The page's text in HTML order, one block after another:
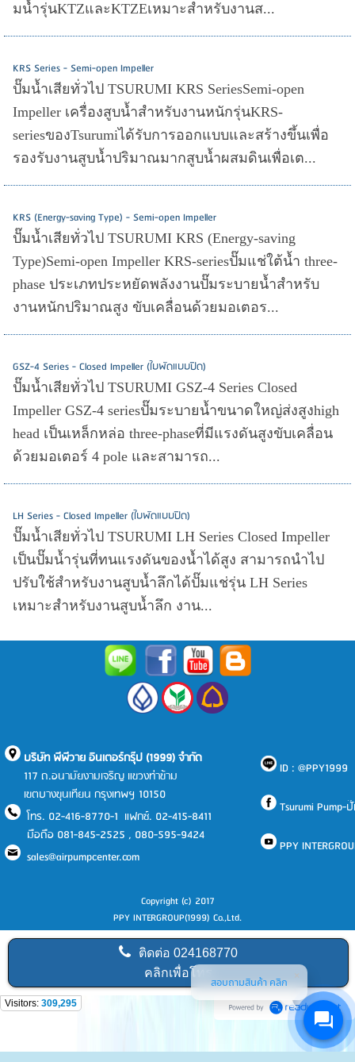
มน้ำรุ่นKTZและKTZEเหมาะสำหรับงานส...
KRS Series - Semi-open Impeller
ปั๊มน้ำเสียทั่วไป TSURUMI KRS SeriesSemi-open
Impeller เครื่องสูบน้ำสำหรับงานหนักรุ่นKRS-
seriesของTsurumiได้รับการออกแบบและสร้างขึ้นเพื่อ
รองรับงานสูบน้ำปริมาณมากสูบน้ำผสมดินเพื่อเต...
KRS (Energy-saving Type) - Semi-open Impeller
ปั๊มน้ำเสียทั่วไป TSURUMI KRS (Energy-saving
Type)Semi-open Impeller KRS-seriesปั๊มแช่ใต้น้ำ three-
phase ประเภทประหยัดพลังงานปั๊มระบายน้ำสำหรับ
งานหนักปริมาณสูง ขับเคลื่อนด้วยมอเตอร...
GSZ-4 Series - Closed Impeller (ใบพัดแบบปิด)
ปั๊มน้ำเสียทั่วไป TSURUMI GSZ-4 Series Closed
Impeller GSZ-4 seriesปั๊มระบายน้ำขนาดใหญ่ส่งสูงhigh
head เป็นเหล็กหล่อ three-phaseที่มีแรงดันสูงขับเคลื่อน
ด้วยมอเตอร์ 4 pole และสามารถ...
LH Series - Closed Impeller (ใบพัดแบบปิด)
ปั๊มน้ำเสียทั่วไป TSURUMI LH Series Closed Impeller
เป็นปั๊มน้ำรุ่นที่ทนแรงดันของน้ำได้สูง สามารถนำไป
ปรับใช้สำหรับงานสูบน้ำลึกได้ปั๊มแช่รุ่น LH Series
เหมาะสำหรับงานสูบน้ำลึก งาน...
บริษัท พีพีวาย อินเตอร์กรุ๊ป (1999) จำกัด
117 ถ.อนามัยงามเจริญ แขวงท่าข้าม
เขตบางขุนเทียน กรุงเทพฯ 10150
โทร. 02-416-8770-1 แฟกซ์. 02-415-8411
มือถือ 081-845-2525 , 080-595-9424
sales@airpumpcenter.com
ID : @PPY1999
Tsurumi Pump-
PPY
Copyright (c) 2017
PPY INTERGROUP(1999) Co.,Ltd.
ติดต่อ 024168770
คลิกเพื่อโทร
Visitors: 309,295
สอบถามสินค้า คลิก